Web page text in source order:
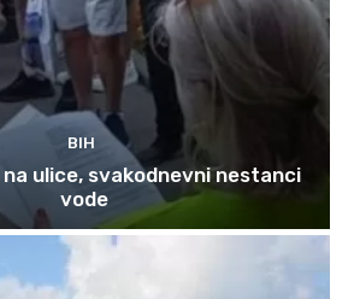
BIH
ulice, svakodnevni nestanci
vode